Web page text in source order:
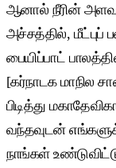
ஆனால் நீரின்
அச்சத்தில்,
பையிப்பாட்
[கர்நாடக மாநில
பிடித்து
வந்தவுடன்
நாங்கள்